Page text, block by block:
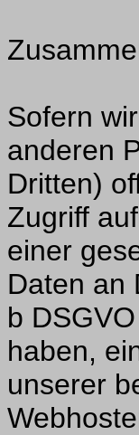
Sofern
anderen
Dritten)
Zugriff
einer
Daten an
b
haben,
unserer